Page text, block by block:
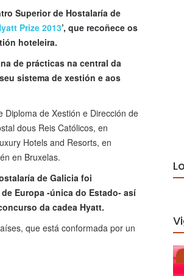
Superior de Hostalaría de
Prize 2013’, que recoñece os
hoteleira.
de prácticas na central da
sistema de xestión e aos
de Xestión e Dirección de
dous Reis Católicos, en
Hotels and Resorts, en
en Bruxelas.
de Galicia foi
Europa -única do Estado- así
da cadea Hyatt.
que está conformada por un